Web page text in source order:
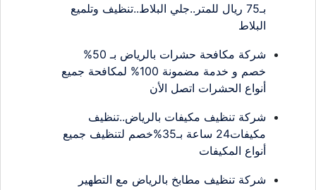
بـ75 ريال للمتر..جلي البلاط..تنظيف وتلميع
البلاط
شركة مكافحة حشرات بالرياض بـ 50%
خصم و خدمة مضمونة 100% لمكافحة جميع
أنواع الحشرات اتصل الأن
شركة تنظيف مكيفات بالرياض..تنظيف
مكيفات24 ساعة بـ35%خصم لتنظيف جميع
أنواع المكيفات
شركة تنظيف مطابخ بالرياض مع التطهير